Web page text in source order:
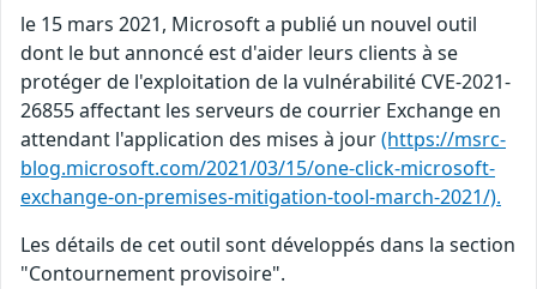
le 15 mars 2021, Microsoft a publié un nouvel outil
dont le but annoncé est d'aider leurs clients à se
protéger de l'exploitation de la vulnérabilité CVE-2021-
26855 affectant les serveurs de courrier Exchange en
attendant l'application des mises à jour(https://msrc-
blog.microsoft.com/2021/03/15/one-click-microsoft-
exchange-on-premises-mitigation-tool-march-2021/).
Les détails de cet outil sont développés dans la section
"Contournement provisoire".